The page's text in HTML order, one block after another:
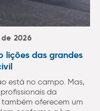
2026
lições das grandes
está no campo. Mas,
da
oferecem um